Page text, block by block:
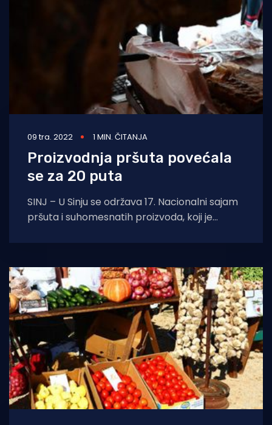
09 tra. 2022 1 MIN. ČITANJA
Proizvodnja pršuta povećala
se za 20 puta
SINJ – U Sinju se održava 17. Nacionalni sajam
pršuta i suhomesnatih proizvoda, koji je